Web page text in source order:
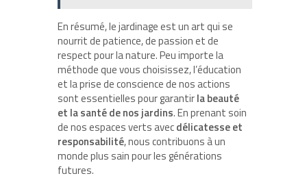
En résumé, le jardinage est un art qui se
nourrit de patience, de passion et de
respect pour la nature. Peu importe la
méthode que vous choisissez, l’éducation
et la prise de conscience de nos actions
sont essentielles pour garantirla beauté
et la santé de nos jardins. En prenant soin
de nos espaces verts avecdélicatesse et
responsabilité, nous contribuons à un
monde plus sain pour les générations
futures.